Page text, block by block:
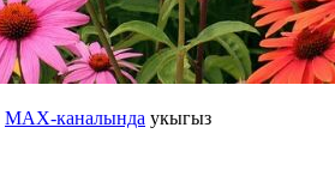
MAX-каналында укыгыз